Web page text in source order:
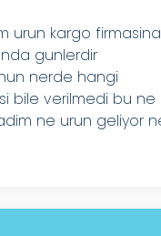
urun kargo firmasina
gunlerdir
nerde hangi
bile verilmedi bu ne
ne urun geliyor